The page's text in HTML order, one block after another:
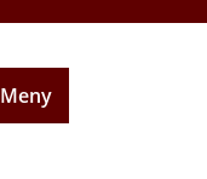
Meny